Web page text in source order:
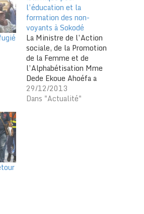
l’éducation et la
formation des non-
voyants à Sokodé
La Ministre de l’Action
sociale, de la Promotion
de la Femme et de
l’Alphabétisation Mme
Dede Ekoue Ahoéfa a
inauguré, le samedi 21
décembre dans le canton
29/12/2013
Dans "Actualité"